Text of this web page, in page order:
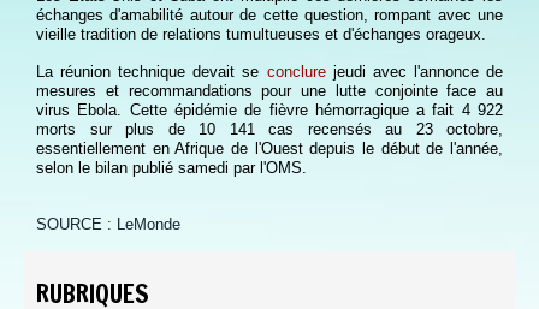
échanges d'amabilité autour de cette question, rompant avec une
vieille tradition de relations tumultueuses et d'échanges orageux.
La réunion technique devait se conclurejeudi avec l'annonce de
mesures et recommandations pour une lutte conjointe face au
virus Ebola. Cette épidémie de fièvre hémorragique a fait 4 922
morts sur plus de 10 141 cas recensés au 23 octobre,
essentiellement en Afrique de l'Ouest depuis le début de l'année,
selon le bilan publié samedi par l'OMS.
SOURCE : LeMonde
RUBRIQUES